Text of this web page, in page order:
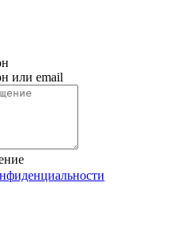
или email